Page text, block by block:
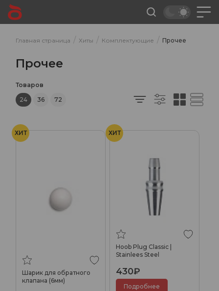
Главная страница / Хиты / Комплектующие / Прочее
Прочее
Товаров
24
36 72
ХИТ
Шарик для обратного
клапана (6мм)
ХИТ
Hoob Plug Classic |
Stainlees Steel
430₽
Подробнее